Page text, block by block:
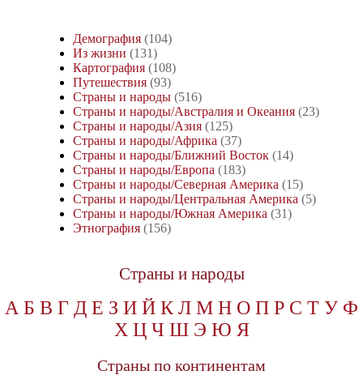
Демография (104)
Из жизни (131)
Картография (108)
Путешествия (93)
Страны и народы (516)
Страны и народы/Австралия и Океания (23)
Страны и народы/Азия (125)
Страны и народы/Африка (37)
Страны и народы/Ближний Восток (14)
Страны и народы/Европа (183)
Страны и народы/Северная Америка (15)
Страны и народы/Центральная Америка (5)
Страны и народы/Южная Америка (31)
Этнография (156)
Страны и народы
А Б В Г Д Е З И Й К Л М Н О П Р С Т У Ф
Х Ц Ч Ш Э Ю Я
Страны по континентам